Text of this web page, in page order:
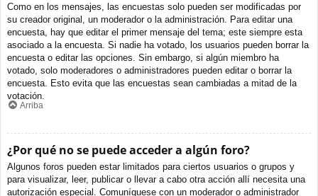
Como en los mensajes, las encuestas solo pueden ser modificadas por
su creador original, un moderador o la administración. Para editar una
encuesta, hay que editar el primer mensaje del tema; este siempre esta
asociado a la encuesta. Si nadie ha votado, los usuarios pueden borrar la
encuesta o editar las opciones. Sin embargo, si algún miembro ha
votado, solo moderadores o administradores pueden editar o borrar la
encuesta. Esto evita que las encuestas sean cambiadas a mitad de la
votación.
Arriba
¿Por qué no se puede acceder a algún foro?
Algunos foros pueden estar limitados para ciertos usuarios o grupos y
para visualizar, leer, publicar o llevar a cabo otra acción allí necesita una
autorización especial. Comuníquese con un moderador o administrador